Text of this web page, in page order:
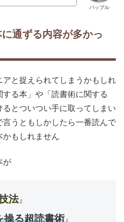
バッブル
通ずる内容が多かっ
と捉えられてしまうかもしれ
る本」や「読書術に関する
とついつい手に取ってしまい
言うともしかしたら一番読んで
かもしれません
が
法』
操る超読書術』